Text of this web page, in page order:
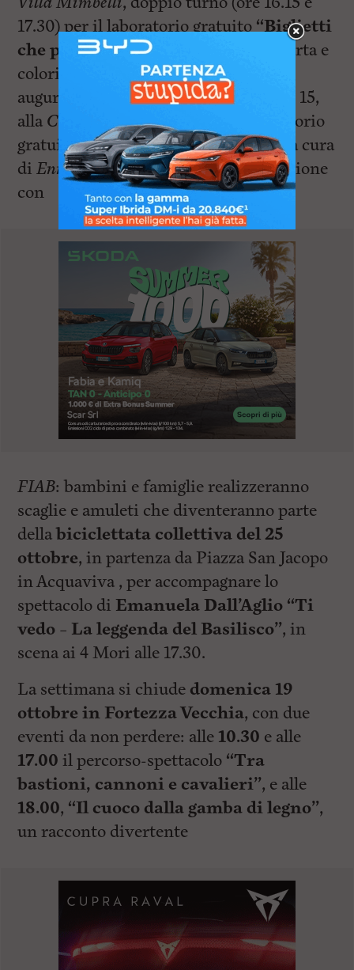
17.30) per il laboratorio gratuito“Biglietti
che passione!”, un pomeriggio tra carta e
colori per creare originali biglietti di
auguri.
Venerdì 18 ottobre, dalle ore 15,
alla Ciclostazione di Livorno
, il laboratorio
gratuito“L’Officina del Basilisco” a cura
diEnrica Notarfrancescoin collaborazione
con
FIAB: bambini e famiglie realizzeranno
scaglie e amuleti che diventeranno parte
dellabiciclettata collettiva del 25
ottobre, in partenza da Piazza San Jacopo
in Acquaviva , per accompagnare lo
spettacolo di Emanuela Dall’Aglio “Ti
vedo – La leggenda del Basilisco”, in
scena ai 4 Mori alle 17.30.
La settimana si chiude domenica 19
ottobre in Fortezza Vecchia, con due
eventi da non perdere: alle 10.30 e alle
17.00 il percorso-spettacolo “Tra
bastioni, cannoni e cavalieri”, e alle
18.00, “Il cuoco dalla gamba di legno”,
un racconto divertente